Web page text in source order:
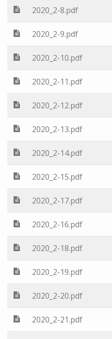
2020_2-8.pdf
2020_2-9.pdf
2020_2-10.pdf
2020_2-11.pdf
2020_2-12.pdf
2020_2-13.pdf
2020_2-14.pdf
2020_2-15.pdf
2020_2-17.pdf
2020_2-16.pdf
2020_2-18.pdf
2020_2-19.pdf
2020_2-20.pdf
2020_2-21.pdf